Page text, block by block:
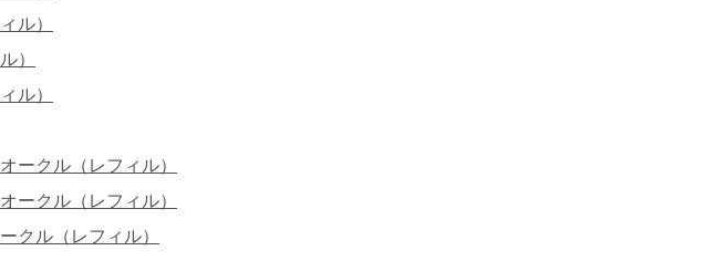
ル）
）
ル）
ークル（レフィル）
ークル（レフィル）
クル（レフィル）